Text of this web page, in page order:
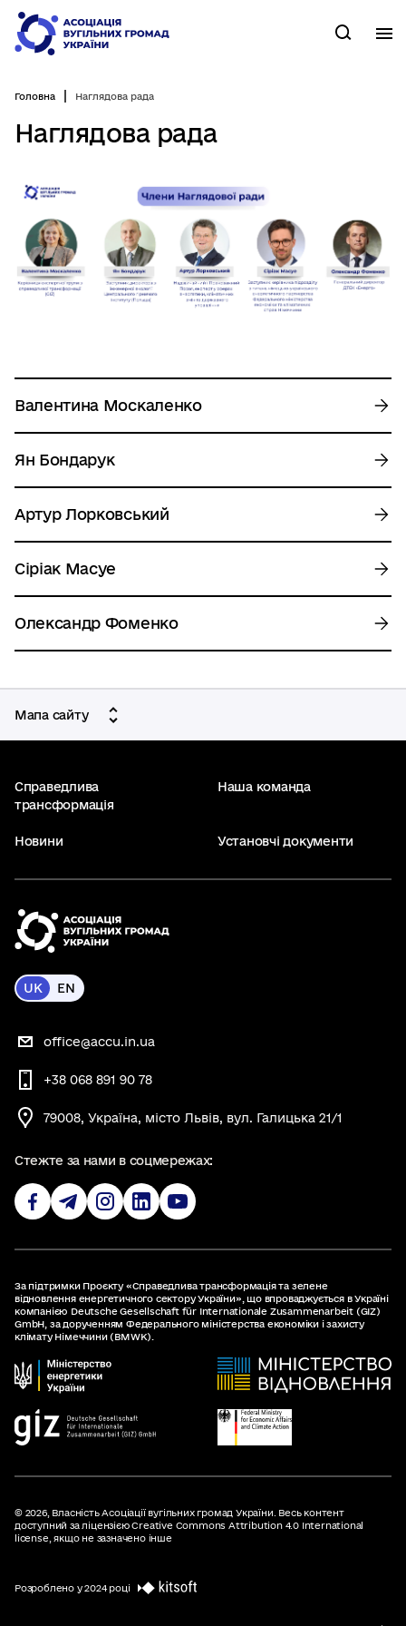
Перейти
до
основного
Пошук
Головна Наглядова рада
Наглядова рада
Валентина Москаленко
Ян Бондарук
Артур Лорковський
Сіріак Масуе
Олександр Фоменко
Мапа сайту
UK EN
Справедлива
трансформація
Наша команда
Новини Установчі документи
office@accu.in.ua
+38 068 891 90 78
79008, Україна, місто Львів, вул. Галицька 21/1
Стежте за нами в соцмережах:
За підтримки Проєкту «Справедлива трансформація та зелене
відновлення енергетичного сектору України», що впроваджується в Україні
компанією Deutsche Gesellschaft für Internationale Zusammenarbeit (GIZ)
GmbH, за дорученням Федерального міністерства економіки і захисту
клімату Німеччини (BMWK).
© 2026, Власність Асоціації вугільних громад України. Весь контент
доступний за ліцензією Creative Commons Attribution 4.0 International
license, якщо не зазначено інше
Розроблено у 2024 році